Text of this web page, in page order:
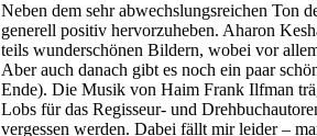
Neben dem sehr abwechslungsreichen Ton
generell positiv hervorzuheben. Aharon
teils wunderschönen Bildern, wobei vor
Aber auch danach gibt es noch ein paar
Ende). Die Musik von Haim Frank Ilfman
Lobs für das Regisseur- und
vergessen werden. Dabei fällt mir leider –